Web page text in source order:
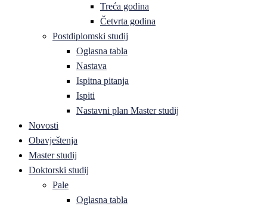
Treća godina
Četvrta godina
Postdiplomski studij
Oglasna tabla
Nastava
Ispitna pitanja
Ispiti
Nastavni plan Master studij
Novosti
Obavještenja
Master studij
Doktorski studij
Pale
Oglasna tabla